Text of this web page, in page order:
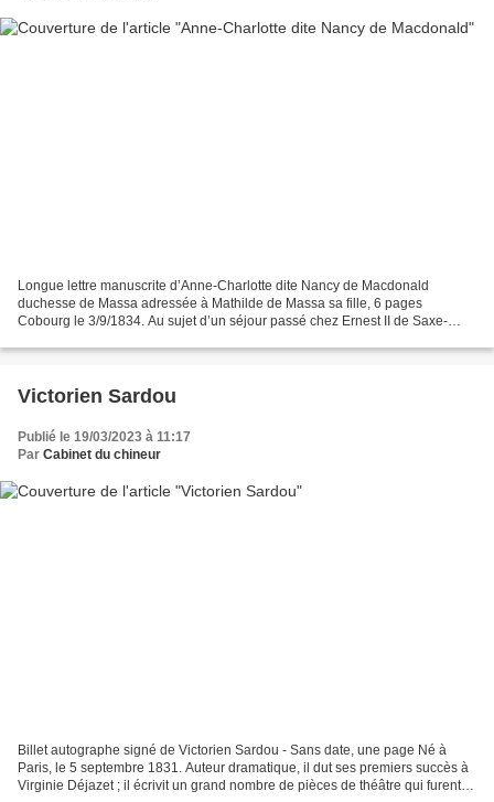
Longue lettre manuscrite d’Anne-Charlotte dite Nancy de Macdonald
duchesse de Massa adressée à Mathilde de Massa sa fille, 6 pages
Cobourg le 3/9/1834. Au sujet d’un séjour passé chez Ernest II de Saxe-
Victorien Sardou
Publié le 19/03/2023 à 11:17
Par Cabinet du chineur
Billet autographe signé de Victorien Sardou - Sans date, une page Né à
Paris, le 5 septembre 1831. Auteur dramatique, il dut ses premiers succès à
Virginie Déjazet ; il écrivit un grand nombre de pièces de théâtre qui furent